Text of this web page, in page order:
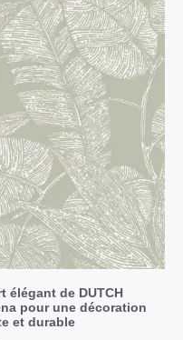
élégant de DUTCH
pour une décoration
et durable